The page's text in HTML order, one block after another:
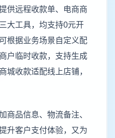
供远程收款单、电商商
大工具，均支持0元开
根据业务场景自定义配
户临时收款，支持生成
城收款适配线上店铺，
商品信息、物流备注、
升客户支付体验，又为